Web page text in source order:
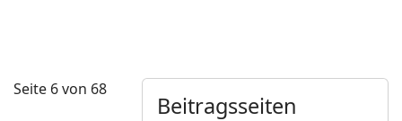
Beitragsseiten
Seite 6 von 68